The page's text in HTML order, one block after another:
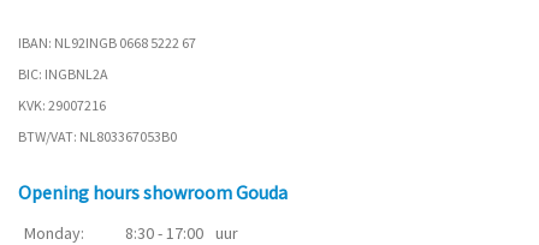
IBAN: NL92INGB 0668 5222 67
BIC: INGBNL2A
KVK: 29007216
BTW/VAT: NL803367053B0
Opening hours showroom Gouda
Monday: 8:30 - 17:00 uur